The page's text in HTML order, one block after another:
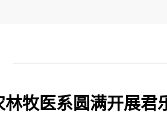
林牧医系圆满开展君